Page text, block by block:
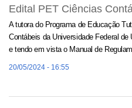
Edital PET Ciências
A tutora do Programa de Educação
Contábeis da Universidade Federal
e tendo em vista o Manual de
20/05/2024 - 16:55